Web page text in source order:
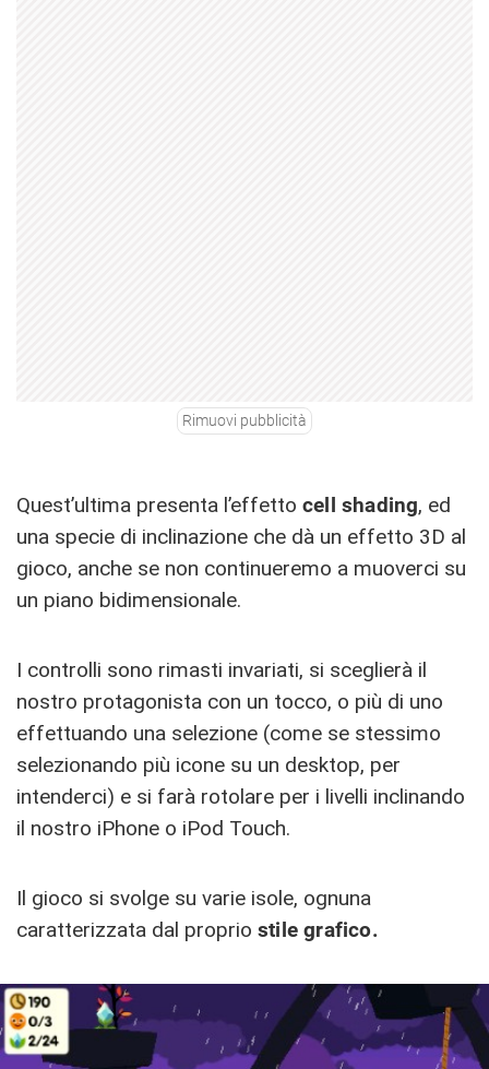
Rimuovi pubblicità
Quest’ultima presenta l’effetto cell shading, ed
una specie di inclinazione che dà un effetto 3D al
gioco, anche se non continueremo a muoverci su
un piano bidimensionale.
I controlli sono rimasti invariati, si sceglierà il
nostro protagonista con un tocco, o più di uno
effettuando una selezione (come se stessimo
selezionando più icone su un desktop, per
intenderci) e si farà rotolare per i livelli inclinando
il nostro iPhone o iPod Touch.
Il gioco si svolge su varie isole, ognuna
caratterizzata dal proprio stile grafico.